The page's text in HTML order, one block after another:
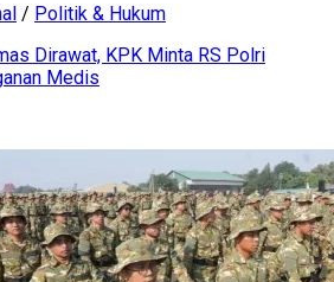
/ Politik & Hukum
Dirawat, KPK Minta RS Polri
Medis